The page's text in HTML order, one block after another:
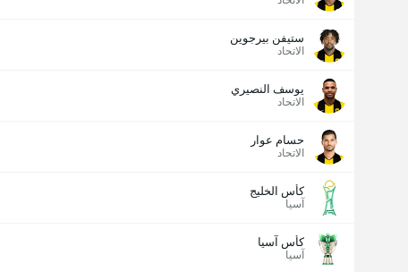
ستيفن بيرجوين
الاتحاد
يوسف النصيري
الاتحاد
حسام عوار
الاتحاد
كأس الخليج
آسيا
كأس آسيا
آسيا